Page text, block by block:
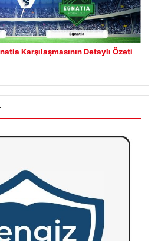
Karşılaşmasının Detaylı Özeti